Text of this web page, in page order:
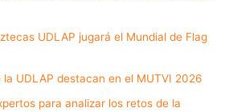
UDLAP jugará el Mundial de Flag
la UDLAP destacan en el MUTVI 2026
para analizar los retos de la